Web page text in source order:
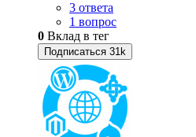
3 ответа
1 вопрос
0 Вклад в тег
Подписаться 31k